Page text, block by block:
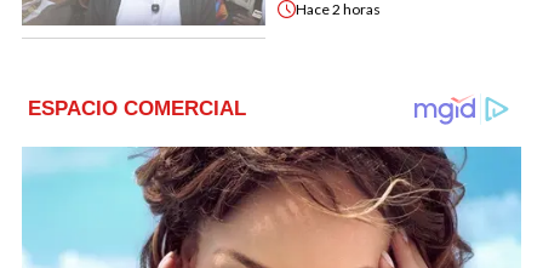
Hace2 horas